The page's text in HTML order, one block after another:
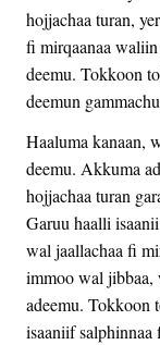
hojjachaa turan,
fi mirqaanaa
deemu. Tokkoon
deemun
Haaluma kanaan,
deemu. Akkuma
hojjachaa turan
Garuu haalli
wal jaallachaa fi
immoo wal jibbaa,
adeemu. Tokkoon
isaaniif salphinnaa